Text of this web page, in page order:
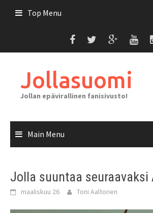
Top Menu
Jollasuomi
Jollan epävirallinen fanisivusto!
Main Menu
Jolla suuntaa seuraavaksi
maaliskuu 26 Toni Aaltonen